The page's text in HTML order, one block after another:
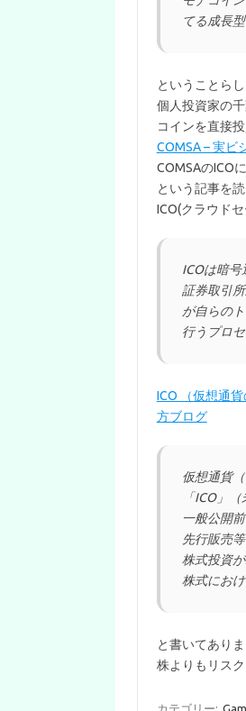
てる成長
ということら
個人投資家の
コインを直接
COMSA – 実ビ
COMSAのICO
という記事を
ICO(クラウド
ICOは暗
証券取引
が自らの
行うプロ
ICO （仮想通
方ブログ
仮想通貨
「ICO」
一般公開
先行販売
株式投資が
株式にお
と書いてあり
株よりもリス
カテゴリー: